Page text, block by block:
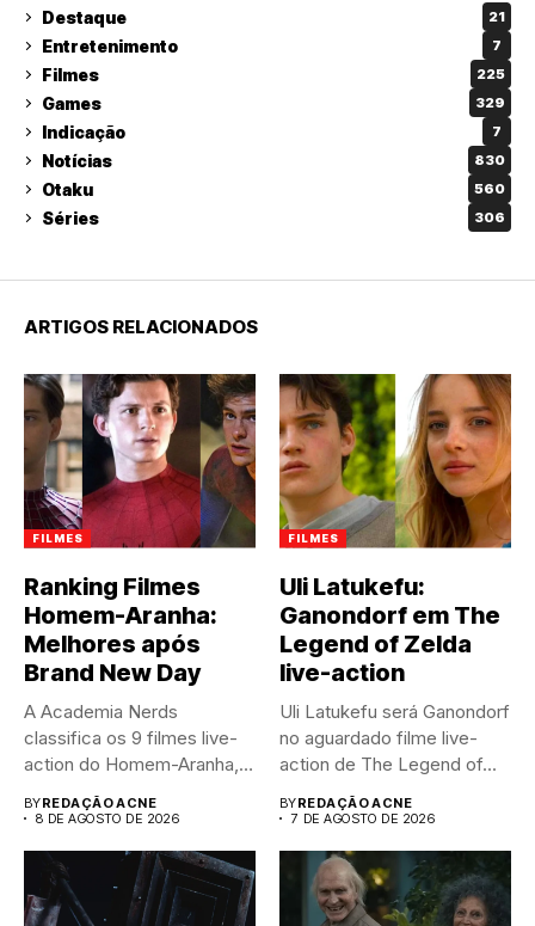
Destaque 21
Entretenimento 7
Filmes 225
Games 329
Indicação 7
Notícias 830
Otaku 560
Séries 306
ARTIGOS RELACIONADOS
FILMES
Ranking Filmes
Homem-Aranha:
Melhores após
Brand New Day
A Academia Nerds
classifica os 9 filmes live-
action do Homem-Aranha,
BYREDAÇÃO ACNE
8 DE AGOSTO DE 2026
FILMES
Uli Latukefu:
Ganondorf em The
Legend of Zelda
live-action
Uli Latukefu será Ganondorf
no aguardado filme live-
action de The Legend of...
BYREDAÇÃO ACNE
7 DE AGOSTO DE 2026